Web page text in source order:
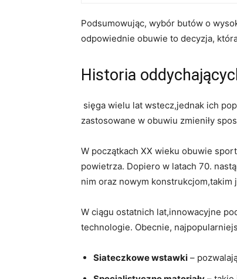
Podsumowując, wybór butów o
odpowiednie obuwie to decyzja,
Historia
sięga wielu lat wstecz,jednak ich
⁤zastosowane w obuwiu zmieniły
W początkach XX ⁢wieku ⁤obuwie
powietrza.‍ Dopiero w latach ‌70.
nim oraz nowym
W‍ ciągu ostatnich‍ lat,innowacyjne
technologie. Obecnie,
Siateczkowe wstawki –